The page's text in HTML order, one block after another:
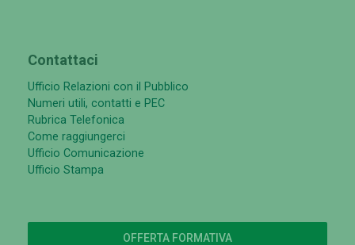
Contattaci
Ufficio Relazioni con il Pubblico
Numeri utili, contatti e PEC
Rubrica Telefonica
Come raggiungerci
Ufficio Comunicazione
Ufficio Stampa
OFFERTA FORMATIVA